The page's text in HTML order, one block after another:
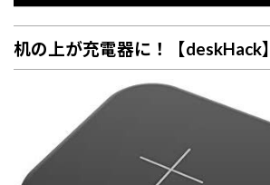
机の上が充電器に！【deskHack】